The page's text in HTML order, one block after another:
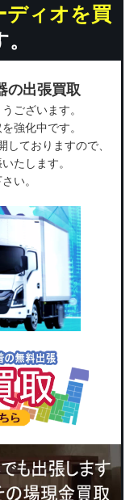
ディオを買
の出張買取
ございます。
強化中です。
ておりますので、
たします。
い。